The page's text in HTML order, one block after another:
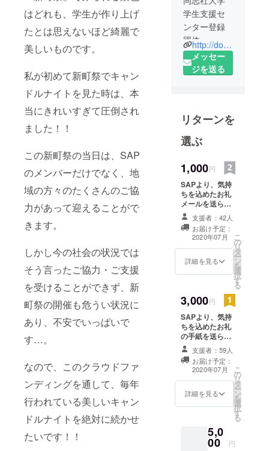
はどれも、学生が作り上げ
たとは思えないほど綺麗で
美しいものです。
私が初めて新町祭でキャン
ドルナイトを見た時は、本
当にきれいすぎて圧倒され
ました！！
この新町祭の当日は、SAP
のメンバーだけでなく、地
域の方々のたくさんのご協
力があって迎えることがで
きます。
しかし今の社会の状況では
そう言ったご協力・ご支援
を受けることができず、新
町祭の開催も危うい状況に
あり、不安でいっぱいで
す…。
なので、このクラウドファ
ンディングを通して、毎年
行われている美しいキャン
ドルナイトを絶対に続かせ
たいです！！
学生支援セ
ンター登録
団体
Shinmachi
Activate
パスと、地
域の活性化
のために
日々活動し
てます。
詳しくはHP
をご覧くだ
さい。
http://doshisha-sap.com
メッセー
ジを送る
リターンを
選ぶ
1,000円
SAPより、気持
ちを込めたお礼
メールを送らせ
て頂きます。 ※
支援時、必ず備
考欄にご希望の
お名前をご記入
ください。
支援者：42人
お届け予定：
2020年07月
詳細を見る
こ
の
リ
タ
ー
ン
を
選
択
す
る
3,000円
SAPより、気持
ちを込めたお礼
の手紙を送らせ
て頂きます。 ※
リターンについ
ては上乗せさせ
て頂きますの
で、1000円のお
礼メールも一緒
考欄にご希望の
お名前をご記入
支援者：59人
お届け予定：
2020年07月
詳細を見る
こ
の
リ
タ
ー
ン
を
選
択
す
る
5,0
00 円